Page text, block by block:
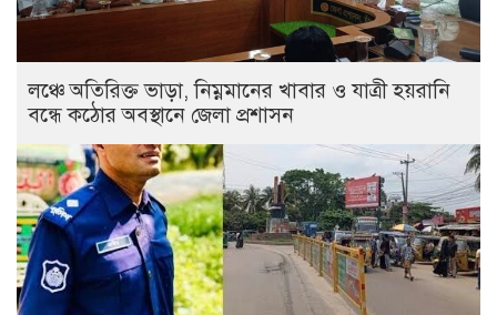
লঞ্চে অতিরিক্ত ভাড়া, নিম্নমানের খাবার ও যাত্রী হয়রানি
বন্ধে কঠোর অবস্থানে জেলা প্রশাসন